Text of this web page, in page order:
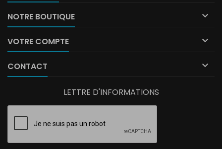
NOTRE BOUTIQUE 
VOTRE COMPTE 
CONTACT 
LETTRE D'INFORMATIONS